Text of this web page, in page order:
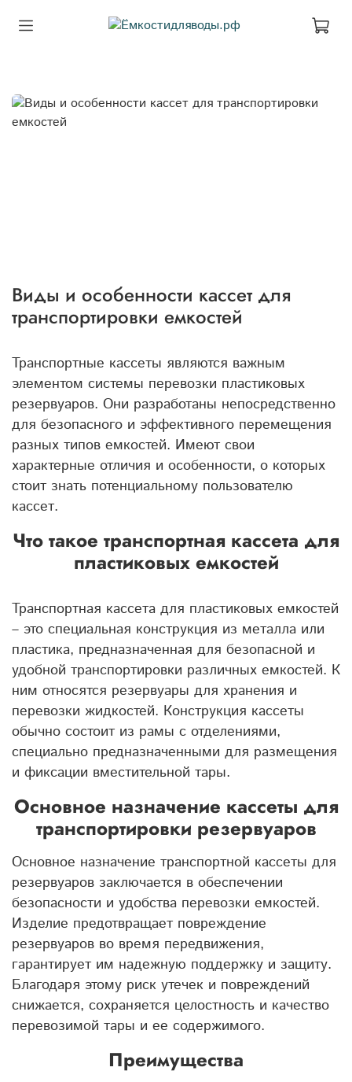
Виды и особенности кассет для
транспортировки емкостей
Транспортные кассеты являются важным
элементом системы перевозки пластиковых
резервуаров. Они разработаны непосредственно
для безопасного и эффективного перемещения
разных типов емкостей. Имеют свои
характерные отличия и особенности, о которых
стоит знать потенциальному пользователю
кассет.
Что такое транспортная кассета для
пластиковых емкостей
Транспортная кассета для пластиковых емкостей
– это специальная конструкция из металла или
пластика, предназначенная для безопасной и
удобной транспортировки различных емкостей. К
ним относятся резервуары для хранения и
перевозки жидкостей. Конструкция кассеты
обычно состоит из рамы с отделениями,
специально предназначенными для размещения
и фиксации вместительной тары.
Основное назначение кассеты для
транспортировки резервуаров
Основное назначение транспортной кассеты для
резервуаров заключается в обеспечении
безопасности и удобства перевозки емкостей.
Изделие предотвращает повреждение
резервуаров во время передвижения,
гарантирует им надежную поддержку и защиту.
Благодаря этому риск утечек и повреждений
снижается, сохраняется целостность и качество
перевозимой тары и ее содержимого.
Преимущества